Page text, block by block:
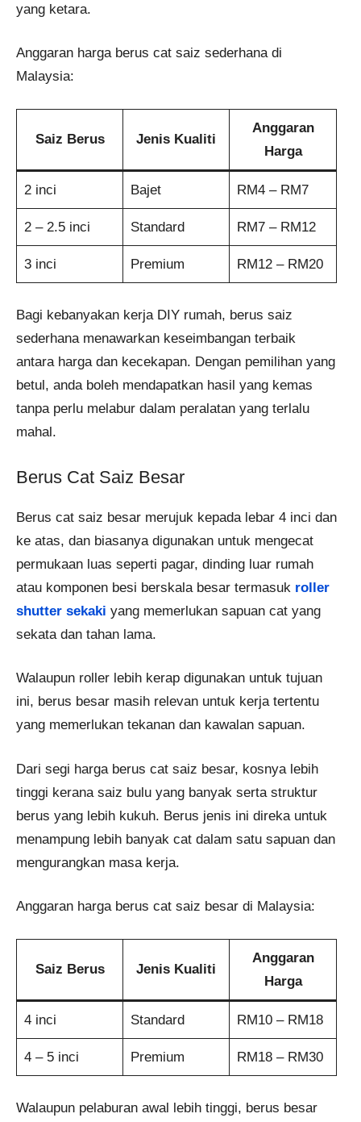
yang ketara.
Anggaran harga berus cat saiz sederhana di
Malaysia:
Saiz Berus Jenis Kualiti
Anggaran
Harga
2 inci Bajet RM4 – RM7
2 – 2.5 inci Standard RM7 – RM12
3 inci Premium RM12 – RM20
Bagi kebanyakan kerja DIY rumah, berus saiz
sederhana menawarkan keseimbangan terbaik
antara harga dan kecekapan. Dengan pemilihan yang
betul, anda boleh mendapatkan hasil yang kemas
tanpa perlu melabur dalam peralatan yang terlalu
mahal.
Berus Cat Saiz Besar
Berus cat saiz besar merujuk kepada lebar 4 inci dan
ke atas, dan biasanya digunakan untuk mengecat
permukaan luas seperti pagar, dinding luar rumah
atau komponen besi berskala besar termasuk roller
shutter sekaki yang memerlukan sapuan cat yang
sekata dan tahan lama.
Walaupun roller lebih kerap digunakan untuk tujuan
ini, berus besar masih relevan untuk kerja tertentu
yang memerlukan tekanan dan kawalan sapuan.
Dari segi harga berus cat saiz besar, kosnya lebih
tinggi kerana saiz bulu yang banyak serta struktur
berus yang lebih kukuh. Berus jenis ini direka untuk
menampung lebih banyak cat dalam satu sapuan dan
mengurangkan masa kerja.
Anggaran harga berus cat saiz besar di Malaysia:
Saiz Berus Jenis Kualiti
Anggaran
Harga
4 inci Standard RM10 – RM18
4 – 5 inci Premium RM18 – RM30
Walaupun pelaburan awal lebih tinggi, berus besar